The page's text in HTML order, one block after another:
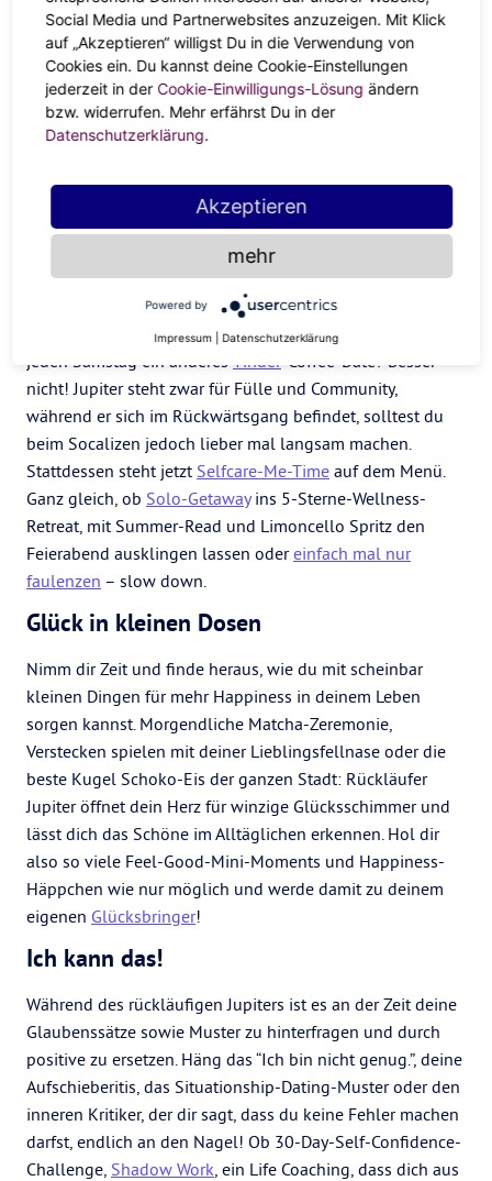
als du tatsächlich nutzt? Oder fühlst du dich stuck und
willst etwas verändern? Nutze die Widder-Can-Do-Power
und Jupiters Weitsicht und tüftle an deinem Dream-Life-
Masterplan! Ob mit der WOOP-Methode deine Wünsche
reflektieren und anpacken, dir den passenden
Manifestationsritual: Mit dem richtigen Schlachtplan in
place zündest du dann nach Jupiters Rückläufigkeit
deinen Turbo und startest voll durch!
Joy of missing out
Festival-Marathon, eine WG-Party nach der anderen und
jeden Samstag ein anderes Tinder -Coffee-Date? Besser
nicht! Jupiter steht zwar für Fülle und Community,
während er sich im Rückwärtsgang befindet, solltest du
beim Socalizen jedoch lieber mal langsam machen.
Stattdessen steht jetzt Selfcare-Me-Time auf dem Menü.
Ganz gleich, ob Solo-Getawayins 5-Sterne-Wellness-
Retreat, mit Summer-Read und Limoncello Spritz den
Feierabend ausklingen lassen odereinfach mal nur
faulenzen – slow down.
Glück in kleinen Dosen
Nimm dir Zeit und finde heraus, wie du mit scheinbar
kleinen Dingen für mehr Happiness in deinem Leben
sorgen kannst. Morgendliche Matcha-Zeremonie,
Verstecken spielen mit deiner Lieblingsfellnase oder die
beste Kugel Schoko-Eis der ganzen Stadt: Rückläufer
Jupiter öffnet dein Herz für winzige Glücksschimmer und
lässt dich das Schöne im Alltäglichen erkennen. Hol dir
also so viele Feel-Good-Mini-Moments und Happiness-
Häppchen wie nur möglich und werde damit zu deinem
eigenen Glücksbringer!
Ich kann das!
Während des rückläufigen Jupiters ist es an der Zeit deine
Glaubenssätze sowie Muster zu hinterfragen und durch
positive zu ersetzen. Häng das “Ich bin nicht genug.”, deine
Aufschieberitis, das Situationship-Dating-Muster oder den
inneren Kritiker, der dir sagt, dass du keine Fehler machen
darfst, endlich an den Nagel! Ob 30-Day-Self-Confidence-
Challenge, Shadow Work, ein Life Coaching, dass dich aus
Social Media und Partnerwebsites anzuzeigen. Mit Klick
auf „Akzeptieren“ willigst Du in die Verwendung von
Cookies ein. Du kannst deine Cookie-Einstellungen
jederzeit in der Cookie-Einwilligungs-Lösung ändern
bzw. widerrufen. Mehr erfährst Du in der
Datenschutzerklärung.
Akzeptieren
mehr
Powered by
Impressum Datenschutzerklärung